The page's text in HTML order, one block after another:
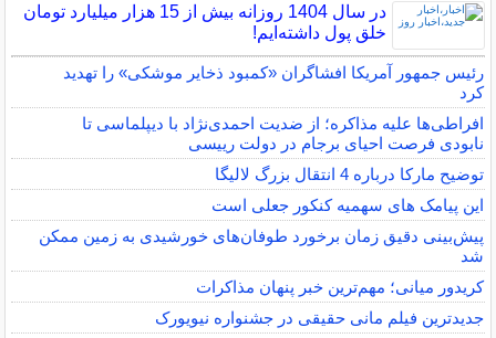
در سال 1404 روزانه بیش از 15 هزار میلیارد تومان
خلق پول داشته‌ایم!
رئیس جمهور آمریکا افشاگران «کمبود ذخایر موشکی» را تهدید
کرد
افراطی‌ها علیه مذاکره؛ از ضدیت احمدی‌نژاد با دیپلماسی تا
نابودی فرصت احیای برجام در دولت رییسی
توضیح مارکا درباره 4 انتقال بزرگ لالیگا
این پیامک های سهمیه کنکور جعلی است
پیش‌بینی دقیق زمان برخورد طوفان‌های خورشیدی به زمین ممکن
شد
کریدور میانی؛ مهم‌ترین خبر پنهان مذاکرات
جدیدترین فیلم مانی حقیقی در جشنواره نیویورک